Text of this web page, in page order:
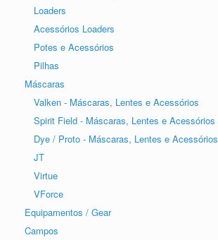
Loaders
Acessórios Loaders
Potes e Acessórios
Pilhas
Máscaras
Valken - Máscaras, Lentes e Acessórios
Spirit Field - Máscaras, Lentes e Acessórios
Dye / Proto - Máscaras, Lentes e Acessórios
JT
Virtue
VForce
Equipamentos / Gear
Campos